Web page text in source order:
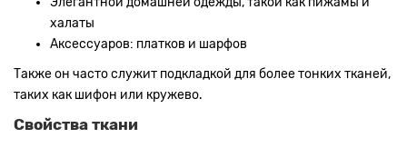
халаты
Аксессуаров: платков и шарфов
Также он часто служит подкладкой для более тонких тканей,
таких как шифон или кружево.
Свойства ткани